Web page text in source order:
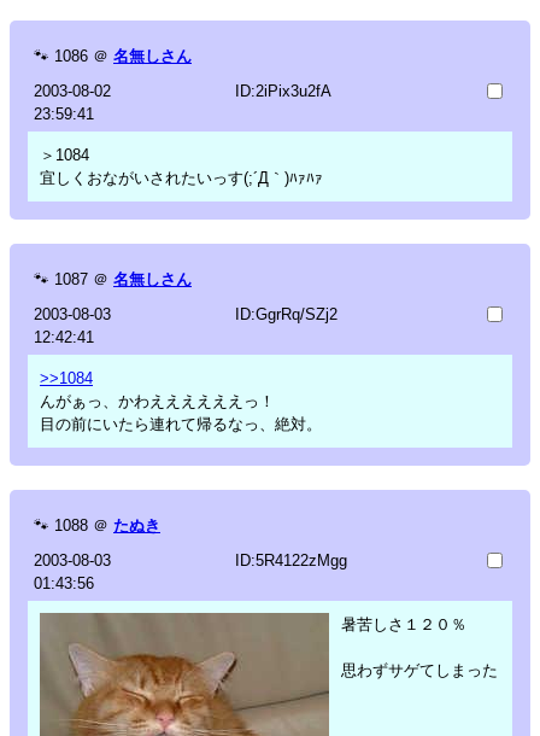
🐾 1086 ＠ 名無しさん
2003-08-02
23:59:41
ID:2iPix3u2fA
＞1084
宜しくおながいされたいっす(;´Д｀)ﾊｧﾊｧ
🐾 1087 ＠ 名無しさん
2003-08-03
12:42:41
ID:GgrRq/SZj2
>>1084
んがぁっ、かわええええええっ！
目の前にいたら連れて帰るなっ、絶対。
🐾 1088 ＠ たぬき
2003-08-03
01:43:56
ID:5R4122zMgg
暑苦しさ１２０％
思わずサゲてしまった